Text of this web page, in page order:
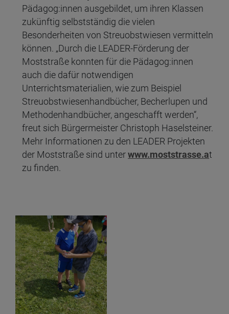
Pädagog:innen ausgebildet, um ihren Klassen
zukünftig selbstständig die vielen
Besonderheiten von Streuobstwiesen vermitteln
können. „Durch die LEADER-Förderung der
Moststraße konnten für die Pädagog:innen
auch die dafür notwendigen
Unterrichtsmaterialien, wie zum Beispiel
Streuobstwiesenhandbücher, Becherlupen und
Methodenhandbücher, angeschafft werden“,
freut sich Bürgermeister Christoph Haselsteiner.
Mehr Informationen zu den LEADER Projekten
der Moststraße sind unterwww.moststrasse.at
zu finden.